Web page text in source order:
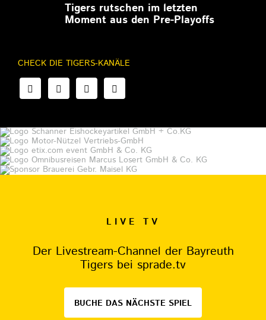
Tigers rutschen im letzten
Moment aus den Pre-Playoffs
CHECK DIE TIGERS-KANÄLE
LIVE TV
Der Livestream-Channel der Bayreuth
Tigers bei sprade.tv
BUCHE DAS NÄCHSTE SPIEL